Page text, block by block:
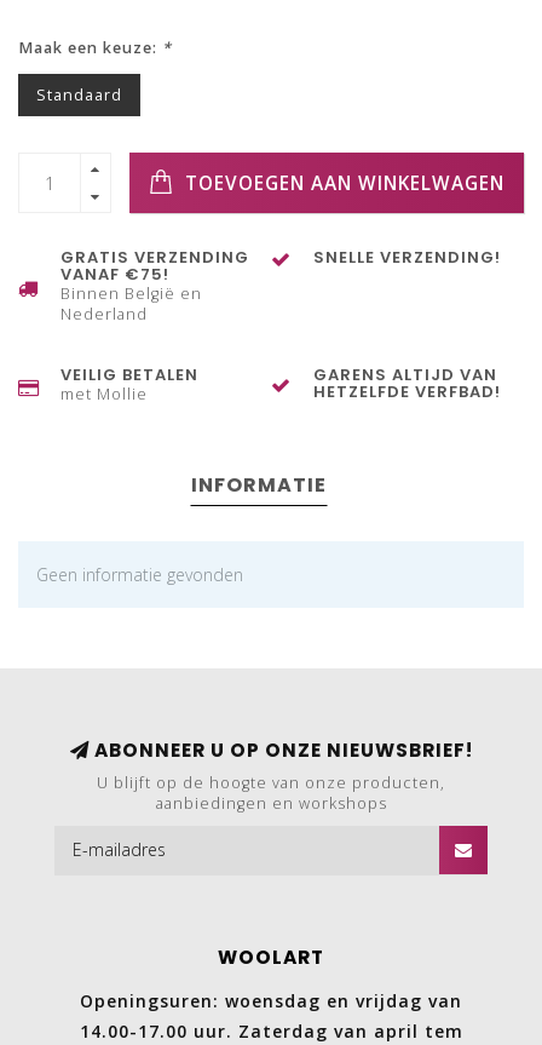
Maak een keuze: *
Standaard
TOEVOEGEN AAN WINKELWAGEN
GRATIS VERZENDING
VANAF €75!
Binnen België en
Nederland
SNELLE VERZENDING!
VEILIG BETALEN
met Mollie
GARENS ALTIJD VAN
HETZELFDE VERFBAD!
INFORMATIE
Geen informatie gevonden
ABONNEER U OP ONZE NIEUWSBRIEF!
U blijft op de hoogte van onze producten,
aanbiedingen en workshops
WOOLART
Openingsuren: woensdag en vrijdag van
14.00-17.00 uur. Zaterdag van april tem